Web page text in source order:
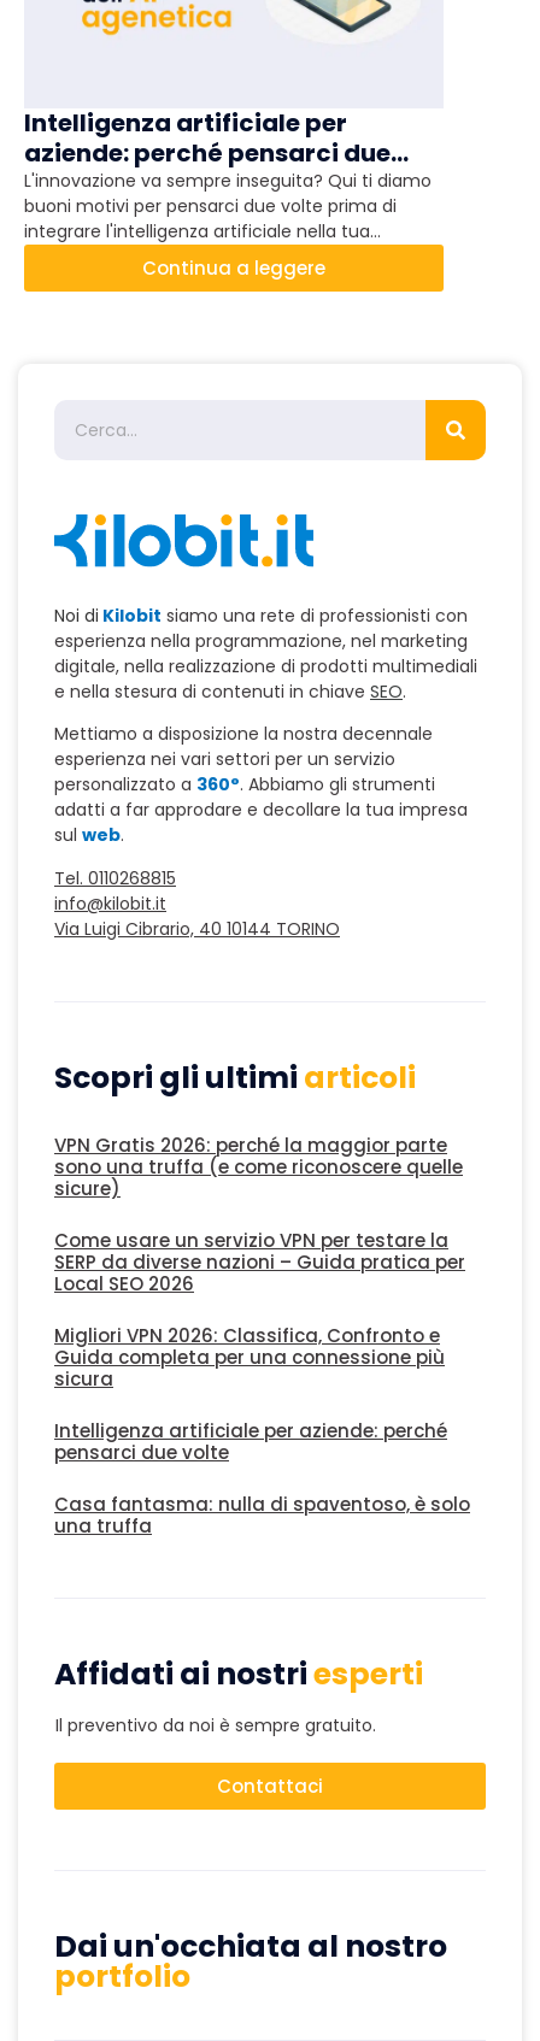
Intelligenza artificiale per
aziende: perché pensarci due
volte
L'innovazione va sempre inseguita? Qui ti diamo
buoni motivi per pensarci due volte prima di
integrare l'intelligenza artificiale nella tua
Continua a leggere
Noi di Kilobit siamo una rete di professionisti con
esperienza nella programmazione, nel marketing
digitale, nella realizzazione di prodotti multimediali
e nella stesura di contenuti in chiave SEO.
Mettiamo a disposizione la nostra decennale
esperienza nei vari settori per un servizio
personalizzato a 360°. Abbiamo gli strumenti
adatti a far approdare e decollare la tua impresa
sul web.
Tel. 0110268815
info@kilobit.it
Via Luigi Cibrario, 40 10144 TORINO
Scopri gli ultimi articoli
VPN Gratis 2026: perché la maggior parte
sono una truffa (e come riconoscere quelle
sicure)
Come usare un servizio VPN per testare la
SERP da diverse nazioni – Guida pratica per
Local SEO 2026
Migliori VPN 2026: Classifica, Confronto e
Guida completa per una connessione più
sicura
Intelligenza artificiale per aziende: perché
pensarci due volte
Casa fantasma: nulla di spaventoso, è solo
una truffa
Affidati ai nostriesperti
Il preventivo da noi è sempre gratuito.
Contattaci
Dai un'occhiata al nostro
portfolio